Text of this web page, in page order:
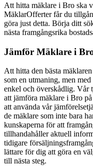
Att hitta mäklare i Bro ska
MäklarOfferter får du
göra just detta. Börja ditt
nästa framgångsrika
Jämför Mäklare i
Att hitta den bästa
som en utmaning, men
enkel och överskådlig. Vår
att jämföra mäklare i Bro
att använda vår
de mäklare som inte bara
kunskaperna för att
tillhandahåller aktuell
tidigare
lättare för dig att göra en
till nästa steg.